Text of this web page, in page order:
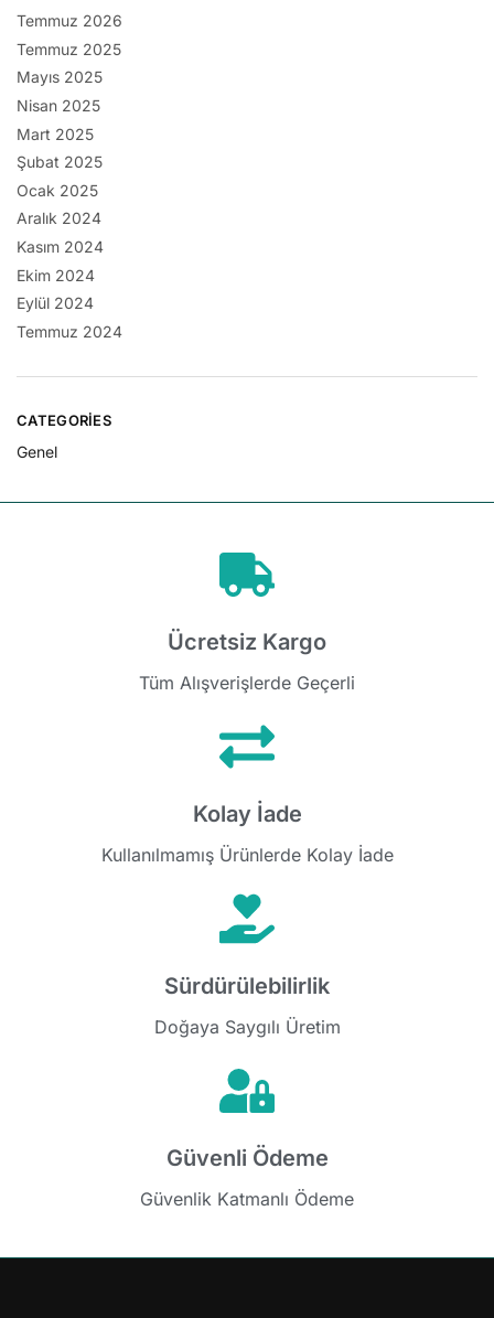
Temmuz 2026
Temmuz 2025
Mayıs 2025
Nisan 2025
Mart 2025
Şubat 2025
Ocak 2025
Aralık 2024
Kasım 2024
Ekim 2024
Eylül 2024
Temmuz 2024
CATEGORIES
Genel
Ücretsiz Kargo
Tüm Alışverişlerde Geçerli
Kolay İade
Kullanılmamış Ürünlerde Kolay İade
Sürdürülebilirlik
Doğaya Saygılı Üretim
Güvenli Ödeme
Güvenlik Katmanlı Ödeme